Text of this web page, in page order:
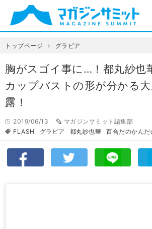
トップページ グラビア
胸がスゴイ事に…！都丸紗也
カップバストの形が分かる
露！
2019/06/13
マガジンサミット編集部
FLASH
グラビア 都丸紗也華 百合だのかんだ